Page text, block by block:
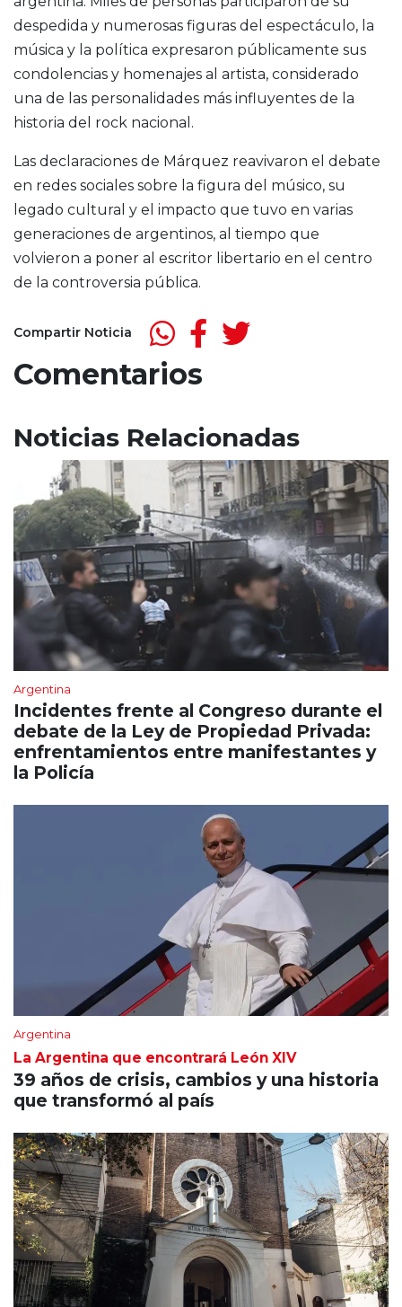
despedida y numerosas figuras del espectáculo, la
música y la política expresaron públicamente sus
condolencias y homenajes al artista, considerado
una de las personalidades más influyentes de la
historia del rock nacional.
Las declaraciones de Márquez reavivaron el debate
en redes sociales sobre la figura del músico, su
legado cultural y el impacto que tuvo en varias
generaciones de argentinos, al tiempo que
volvieron a poner al escritor libertario en el centro
de la controversia pública.
Compartir Noticia
Comentarios
Noticias Relacionadas
Argentina
Incidentes frente al Congreso durante el
debate de la Ley de Propiedad Privada:
enfrentamientos entre manifestantes y
la Policía
Argentina
La Argentina que encontrará León XIV
39 años de crisis, cambios y una historia
que transformó al país